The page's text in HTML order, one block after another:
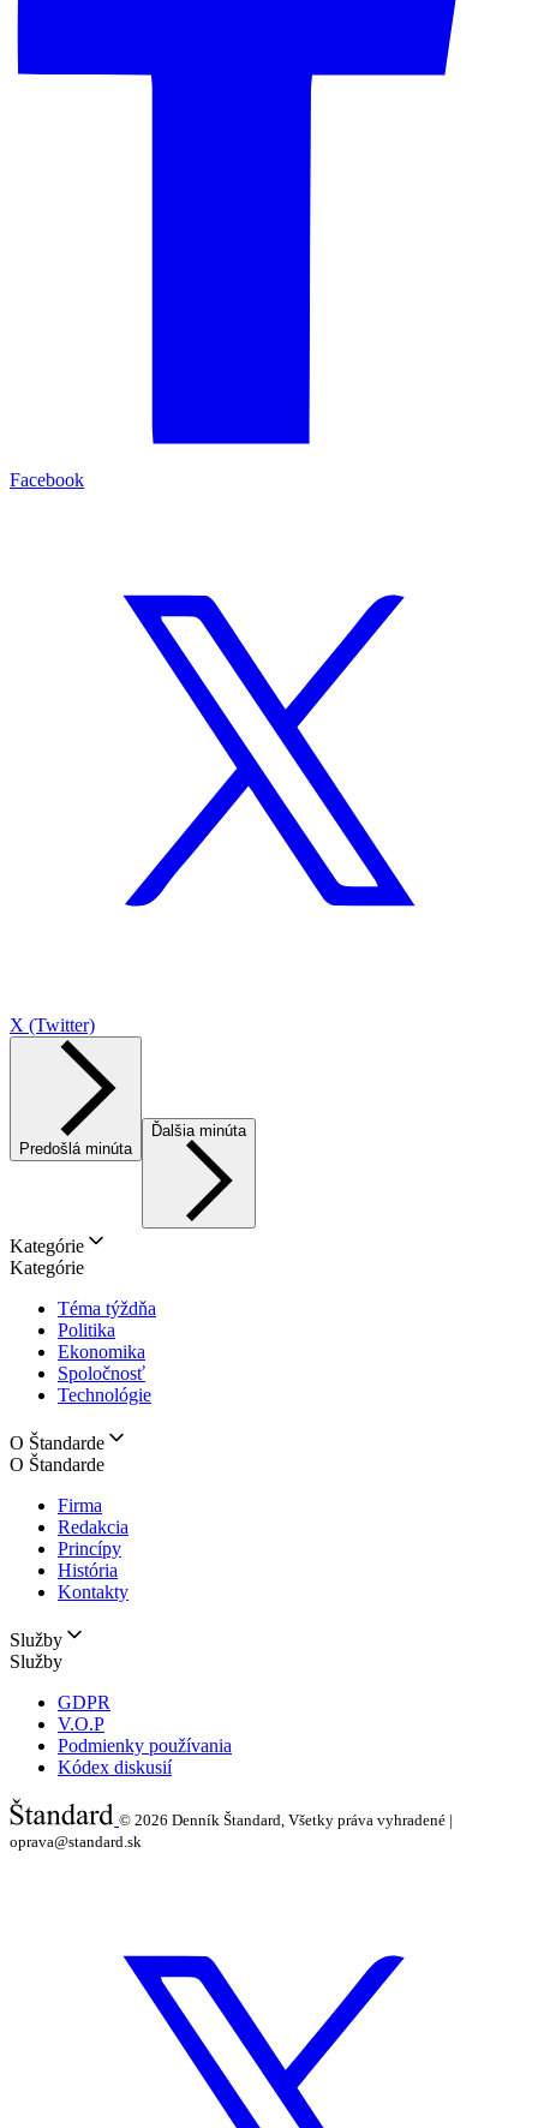
Facebook
X (Twitter)
Predošlá minúta
Ďalšia minúta
Kategórie
Kategórie
Téma týždňa
Politika
Ekonomika
Spoločnosť
Technológie
O Štandarde
O Štandarde
Firma
Redakcia
Princípy
História
Kontakty
Služby
Služby
GDPR
V.O.P
Podmienky používania
Kódex diskusií
© 2026 Denník Štandard, Všetky práva vyhradené |
oprava@standard.sk